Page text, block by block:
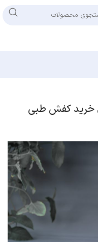
خرید کفش طبی